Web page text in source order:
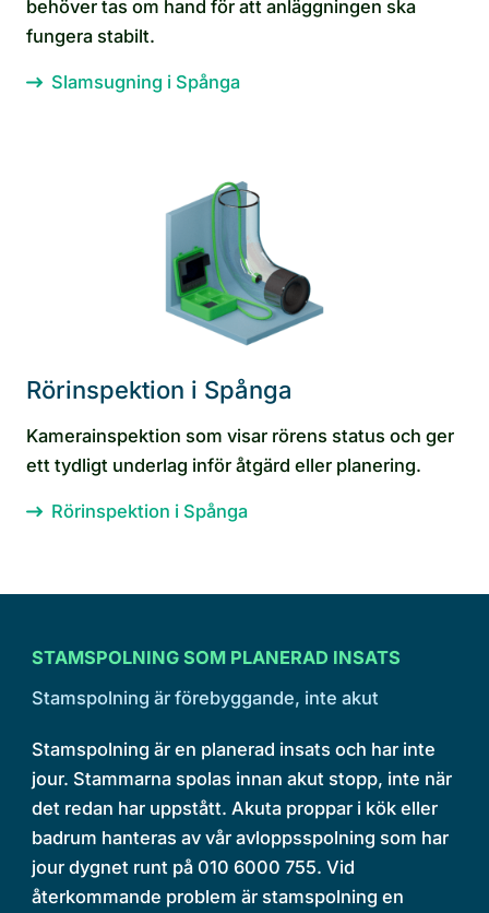
behöver tas om hand för att anläggningen ska
fungera stabilt.
Slamsugning i Spånga
Rörinspektion i Spånga
Kamerainspektion som visar rörens status och ger
ett tydligt underlag inför åtgärd eller planering.
Rörinspektion i Spånga
STAMSPOLNING SOM PLANERAD INSATS
Stamspolning är förebyggande, inte akut
Stamspolning är en planerad insats och har inte
jour. Stammarna spolas innan akut stopp, inte när
det redan har uppstått. Akuta proppar i kök eller
badrum hanteras av vår avloppsspolning som har
jour dygnet runt på 010 6000 755. Vid
återkommande problem är stamspolning en